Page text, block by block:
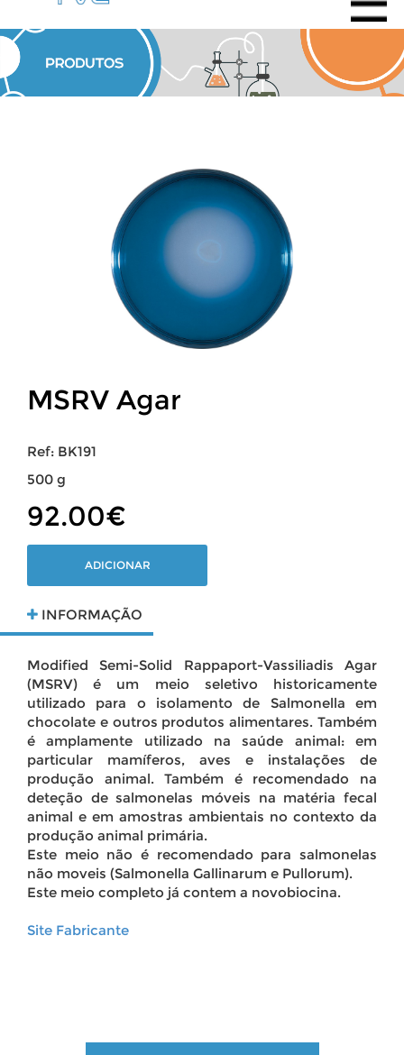
MSRV Agar
Ref: BK191
500 g
92.00€
ADICIONAR
INFORMAÇÃO
Modified Semi-Solid Rappaport-Vassiliadis Agar
(MSRV) é um meio seletivo historicamente
utilizado para o isolamento de Salmonella em
chocolate e outros produtos alimentares. Também
é amplamente utilizado na saúde animal: em
particular mamíferos, aves e instalações de
produção animal. Também é recomendado na
deteção de salmonelas móveis na matéria fecal
animal e em amostras ambientais no contexto da
produção animal primária.
Este meio não é recomendado para salmonelas
não moveis (Salmonella Gallinarum e Pullorum).
Este meio completo já contem a novobiocina.
Site Fabricante